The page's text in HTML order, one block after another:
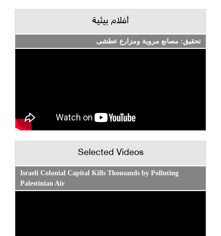
أفلام بيئية
تحقيق: مصانع مروية ومزارع عطشى
Selected Videos
Israeli Colonial Capital Kills Thousands by Polluting
Palestinian Air